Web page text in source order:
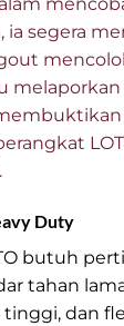
segera
Duty
butuh
tahan
dan